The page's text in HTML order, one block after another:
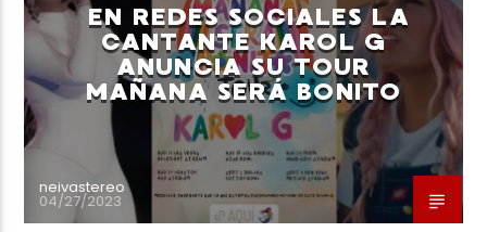
EN REDES SOCIALES LA
CANTANTE KAROL G
ANUNCIA SU TOUR
MAÑANA SERÁ BONITO
neivastereo
04/27/2023